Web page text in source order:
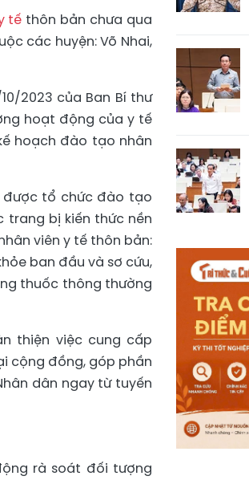
tế thôn bản chưa qua
các huyện: Võ Nhai,
2023 của Ban Bí thư
hoạt động của y tế
hoạch đào tạo nhân
được tổ chức đào tạo
trang bị kiến thức nền
viên y tế thôn bản:
ban đầu và sơ cứu,
thuốc thông thường
thiện việc cung cấp
cộng đồng, góp phần
dân ngay từ tuyến
rà soát đối tượng